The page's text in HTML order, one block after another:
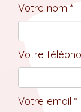
Votre nom *
Votre
Votre email *